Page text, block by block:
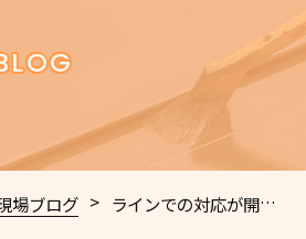
場ブログ > ラインでの対応が開始されました！